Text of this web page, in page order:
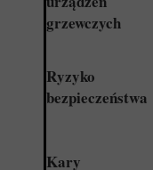
grzewczych
Ryzyko
bezpieczeństwa
Kary